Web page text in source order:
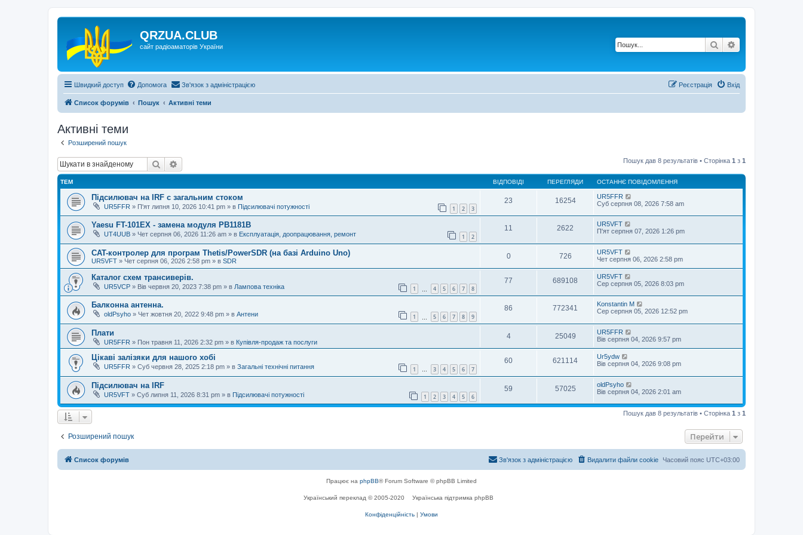
QRZUA.CLUB
сайт радіоаматорів України Пошук
Швидкий доступ Допомога Зв'язок з адміністрацією Вхід
Реєстрація
Список форумів Пошук Активні теми
Активні теми
Розширений пошук
Пошук Пошук дав 8 результатів • Сторінка 1 з 1
ТЕМ ВІДПОВІДІ ПЕРЕГЛЯДИ ОСТАННЄ ПОВІДОМЛЕННЯ
Підсилювач на IRF с загальним стоком
UR5FFR » П'ят липня 10, 2026 10:41 pm » в Підсилювачі потужності 1 2 3
23 16254
UR5FFR
Суб серпня 08, 2026 7:58 am
Yaesu FT-101EX - замена модуля PB1181B
UT4UUB » Чет серпня 06, 2026 11:26 am » в Експлуатація, доопрацювання, ремонт 1 2
11 2622
UR5VFT
П'ят серпня 07, 2026 1:26 pm
CAT-контролер для програм Thetis/PowerSDR (на базі Arduino Uno)
UR5VFT » Чет серпня 06, 2026 2:58 pm » в SDR
0 726
UR5VFT
Чет серпня 06, 2026 2:58 pm
Каталог схем трансиверів.
UR5VCP » Вів червня 20, 2023 7:38 pm » в Лампова техніка 1 4 5 6 7 8
77 689108
UR5VFT
Сер серпня 05, 2026 8:03 pm
Балконна антенна.
oldPsyho » Чет жовтня 20, 2022 9:48 pm » в Антени 1 5 6 7 8 9
86 772341
Konstantin M
Сер серпня 05, 2026 12:52 pm
Плати
UR5FFR » Пон травня 11, 2026 2:32 pm » в Купівля-продаж та послуги
4 25049
UR5FFR
Вів серпня 04, 2026 9:57 pm
Цікаві залізяки для нашого хобі
UR5FFR » Суб червня 28, 2025 2:18 pm » в Загальні технічні питання 1 … 3 4 5 6 7
60 621114
Ur5ydw
Вів серпня 04, 2026 9:08 pm
Підсилювач на IRF
UR5VFT » Суб липня 11, 2026 8:31 pm » в Підсилювачі потужності 1 2 3 4 5 6
59 57025
oldPsyho
Вів серпня 04, 2026 2:01 am
Пошук дав 8 результатів • Сторінка 1 з 1
Розширений пошук Перейти
Список форумів Часовий пояс UTC+03:00
Видалити файли cookie
Зв'язок з адміністрацією
Працює на phpBB® Forum Software © phpBB Limited
Український переклад © 2005-2020 Українська підтримка phpBB
Конфіденційність | Умови